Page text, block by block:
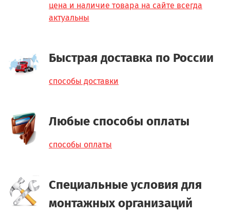
цена и наличие товара на сайте всегда
актуальны
Быстрая доставка по России
способы доставки
Любые способы оплаты
способы оплаты
Специальные условия для
монтажных организаций